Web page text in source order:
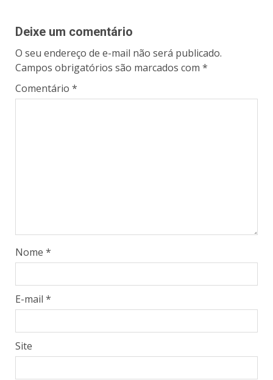
Deixe um comentário
O seu endereço de e-mail não será publicado.
Campos obrigatórios são marcados com *
Comentário *
Nome *
E-mail *
Site